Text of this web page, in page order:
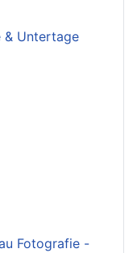
& Untertage
Fotografie -